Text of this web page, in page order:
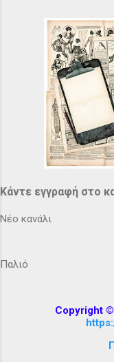
Κάντε εγγραφή στο
Νέο κανάλι
Παλιό
Copyright